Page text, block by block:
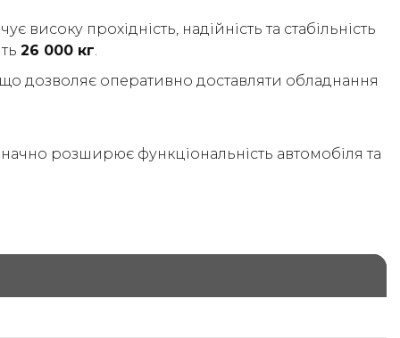
високу прохідність, надійність та стабільність
26 000 кг.
дозволяє оперативно доставляти обладнання
розширює функціональність автомобіля та